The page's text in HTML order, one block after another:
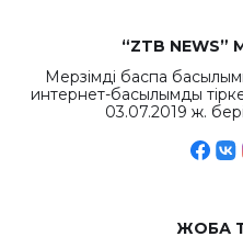
“ZTB NEWS”
Мерзімді баспа
интернет-басылымды
03.07.2019 ж.
ЖОБА